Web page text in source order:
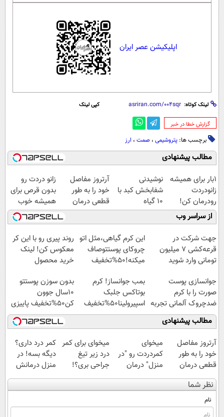
اپلیکیشن عصر ایران
لینک کوتاه: کپی لینک
‌گزارش خطا در خبر
برچسب ها: پتروشیمی ، صمت ، ارز
مطالب پیشنهادی
1بار برای همیشه
زانودردت
رودرمان کن!
(تکنولوژی آلمان)
◂پرسشنامه▸
نوشیدنی
شفابخش کبد با
10 گیاه
موثر(تخفیف تا
امشب)
آرتروز مفاصل
خود را به طور
قطعی درمان
کنید!
◗پرسش‌نامه◖
زانو دردت رو
بدون قرص برای
همیشه خوب
کن! (قدم اول،
پرسش‌نامه)
از سراسر وب
جهت شرکت در
قرعه‌کشی ۷ میلیون
تومانی وارد شوید
این کرم گیاهی،مثل اتو
چروکای پوستتوصاف
میکنه!50%تخفیف
روند پیری رو با این کر
معکوس کن! لینک
خرید محصول
جوانسازی پوست
صورت را با کرم
ضدچروک آلمانی تجربه
کنید!
بمب جوانساز! کرم
بوتاکس جلبک
اسپیرولینا50%تخفیف
بدون سوزن پوستتو
10سال جوون
کن50%تخفیف پاییزی
مطالب پیشنهادی
آرتروز مفاصل
خود را به طور
قطعی درمان
کنید!
◗پرسش‌نامه◖
میخوای
کمردردت رو "در
منزل" درمان
کنی؟ (◂فیلم +
◂پرسش‌نامه)
میخوای برای کمر
درد زیر تیغ
جراحی بری؟!
◗پرسش‌نامه رو
پر کن◖
کمر درد داری؟
دیگه بسه! در
منزل درمانش
کن
(◀پرسش‌نامه)
نظر شما
نام